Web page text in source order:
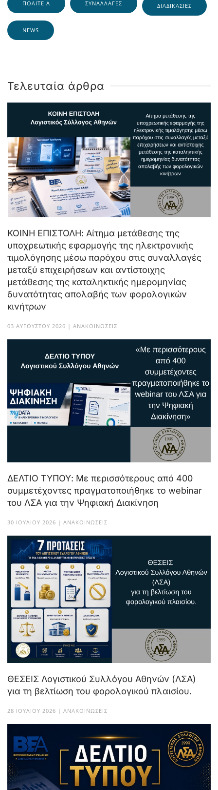
ΠΟΛΙΤΕΊΑ ΣΥΝΑΛΛΑΓΈΣ ΔΙΑΔΙΚΑΣΊΕΣ
NEWS
Τελευταία άρθρα
ΚΟΙΝΗ ΕΠΙΣΤΟΛΗ: Αίτημα μετάθεσης της
υποχρεωτικής εφαρμογής της ηλεκτρονικής
τιμολόγησης μέσω παρόχου στις συναλλαγές
μεταξύ επιχειρήσεων και αντίστοιχης
μετάθεσης της καταληκτικής ημερομηνίας
δυνατότητας απολαβής των φορολογικών
κινήτρων
03 ΑΥΓΟΎΣΤΟΥ 2026 | ΑΝΑΚΟΙΝΏΣΕΙΣ
ΔΕΛΤΙΟ ΤΥΠΟΥ: Με περισσότερους από 400
συμμετέχοντες πραγματοποιήθηκε το webinar
του ΛΣΑ για την Ψηφιακή Διακίνηση
30 ΙΟΥΛΊΟΥ 2026 | ΑΝΑΚΟΙΝΏΣΕΙΣ
ΘΕΣΕΙΣ Λογιστικού Συλλόγου Αθηνών (ΛΣΑ)
για τη βελτίωση του φορολογικού πλαισίου.
28 ΙΟΥΛΊΟΥ 2026 | ΑΝΑΚΟΙΝΏΣΕΙΣ